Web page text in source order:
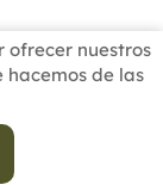
ofrecer nuestros
hacemos de las